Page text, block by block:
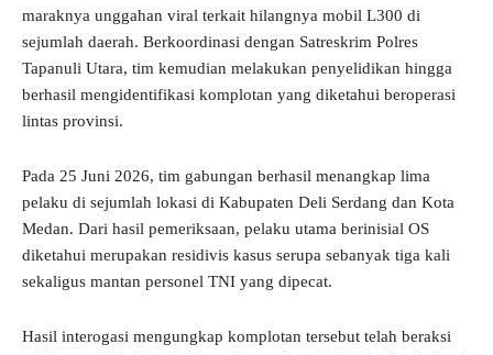
maraknya unggahan viral terkait hilangnya mobil L300 di
sejumlah daerah. Berkoordinasi dengan Satreskrim Polres
Tapanuli Utara, tim kemudian melakukan penyelidikan hingga
berhasil mengidentifikasi komplotan yang diketahui beroperasi
lintas provinsi.
Pada 25 Juni 2026, tim gabungan berhasil menangkap lima
pelaku di sejumlah lokasi di Kabupaten Deli Serdang dan Kota
Medan. Dari hasil pemeriksaan, pelaku utama berinisial OS
diketahui merupakan residivis kasus serupa sebanyak tiga kali
sekaligus mantan personel TNI yang dipecat.
Hasil interogasi mengungkap komplotan tersebut telah beraksi